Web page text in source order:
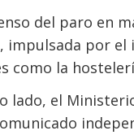
del paro en
impulsada por
como la
lado, el